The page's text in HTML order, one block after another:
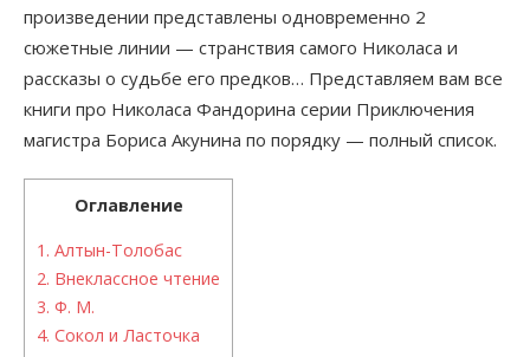
произведении представлены одновременно 2
сюжетные линии — странствия самого Николаса и
рассказы о судьбе его предков… Представляем вам все
книги про Николаса Фандорина серии Приключения
магистра Бориса Акунина по порядку — полный список.
Оглавление
1. Алтын-Толобас
2. Внеклассное чтение
3. Ф. М.
4. Сокол и Ласточка